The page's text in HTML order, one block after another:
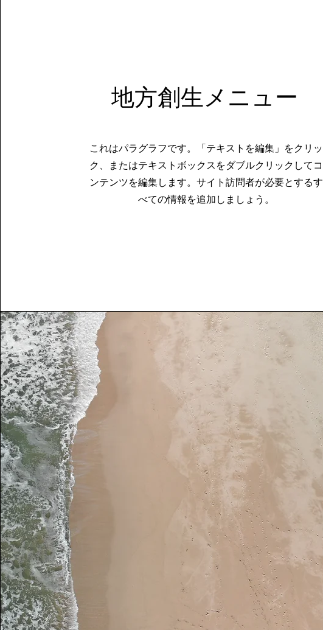
​地方創生メニュー
これはパラグラフです。「テキストを編集」をクリッ
ク、またはテキストボックスをダブルクリックしてコ
ンテンツを編集します。サイト訪問者が必要とするす
べての情報を追加しましょう。